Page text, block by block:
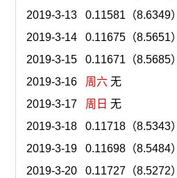
2019-3-13 0.11581（8.6349）
2019-3-14 0.11675（8.5651）
2019-3-15 0.11671（8.5685）
2019-3-16 周六无
2019-3-17 周日 无
2019-3-18 0.11718（8.5343）
2019-3-19 0.11698（8.5484）
2019-3-20 0.11727（8.5272）